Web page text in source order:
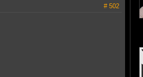
# 502